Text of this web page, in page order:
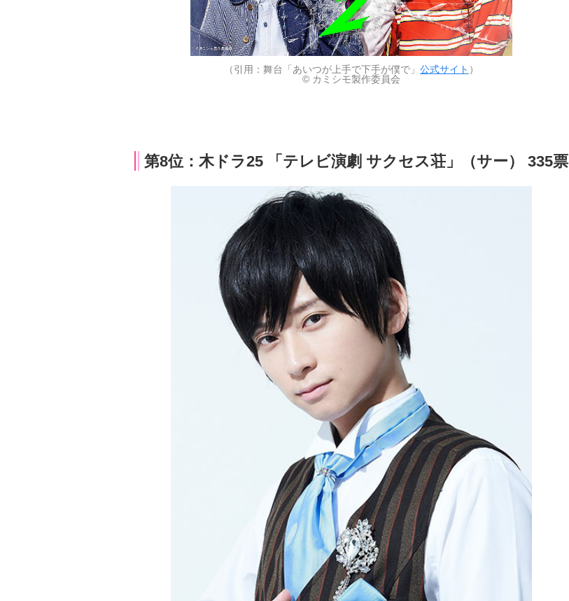
（引用：舞台「あいつが上手で下手が僕で」 公式サイト ）
© カミシモ製作委員会
第8位：木ドラ25 「テレビ演劇 サクセス荘」（サー） 335票